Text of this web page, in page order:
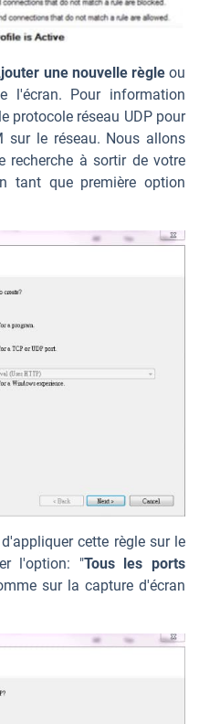
une nouvelle règleou
l'écran. Pour information
protocole réseau UDP pour
sur le réseau. Nous allons
recherche à sortir de votre
tant que première option
cette règle sur le
l'option: "Tous les ports
sur la capture d'écran